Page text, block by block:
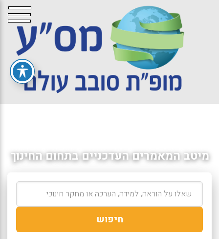
מיטב המאמרים העדכניים בתחום החינוך
חיפוש